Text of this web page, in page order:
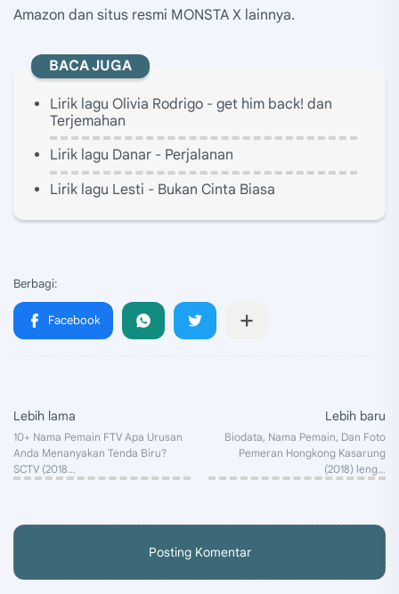
Amazon dan situs resmi MONSTA X lainnya.
BACA JUGA
Lirik lagu Olivia Rodrigo - get him back! dan
Terjemahan
Lirik lagu Danar - Perjalanan
Lirik lagu Lesti - Bukan Cinta Biasa
Posting Komentar